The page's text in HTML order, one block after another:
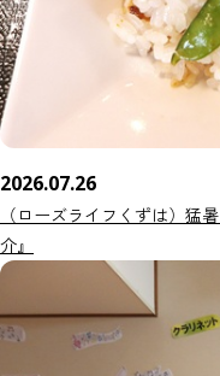
2026.07.26
（ローズライフくずは）
介』